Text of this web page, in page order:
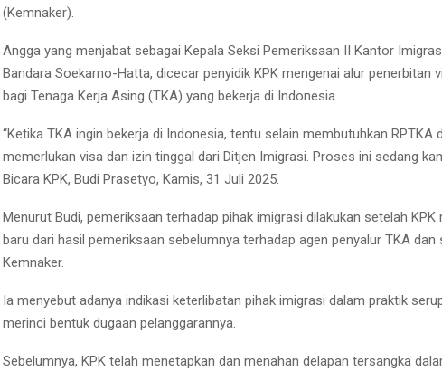
(Kemnaker).
Angga yang menjabat sebagai Kepala Seksi Pemeriksaan II Kantor
Bandara Soekarno-Hatta, dicecar penyidik KPK mengenai alur penerbitan
bagi Tenaga Kerja Asing (TKA) yang bekerja di Indonesia.
“Ketika TKA ingin bekerja di Indonesia, tentu selain membutuhkan RPTKA
memerlukan visa dan izin tinggal dari Ditjen Imigrasi. Proses ini sedang
Bicara KPK, Budi Prasetyo, Kamis, 31 Juli 2025.
Menurut Budi, pemeriksaan terhadap pihak imigrasi dilakukan setelah
baru dari hasil pemeriksaan sebelumnya terhadap agen penyalur TKA dan
Kemnaker.
Ia menyebut adanya indikasi keterlibatan pihak imigrasi dalam praktik
merinci bentuk dugaan pelanggarannya.
Sebelumnya, KPK telah menetapkan dan menahan delapan tersangka